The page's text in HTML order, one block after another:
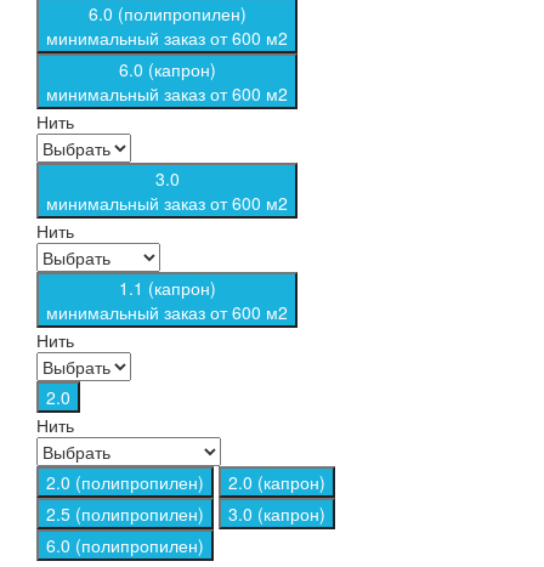
6.0 (полипропилен)
минимальный заказ от 600 м2
6.0 (капрон)
минимальный заказ от 600 м2
Нить
3.0
минимальный заказ от 600 м2
Нить
1.1 (капрон)
минимальный заказ от 600 м2
Нить
2.0
Нить
2.0 (полипропилен)
2.0 (капрон)
2.5 (полипропилен)
3.0 (капрон)
6.0 (полипропилен)